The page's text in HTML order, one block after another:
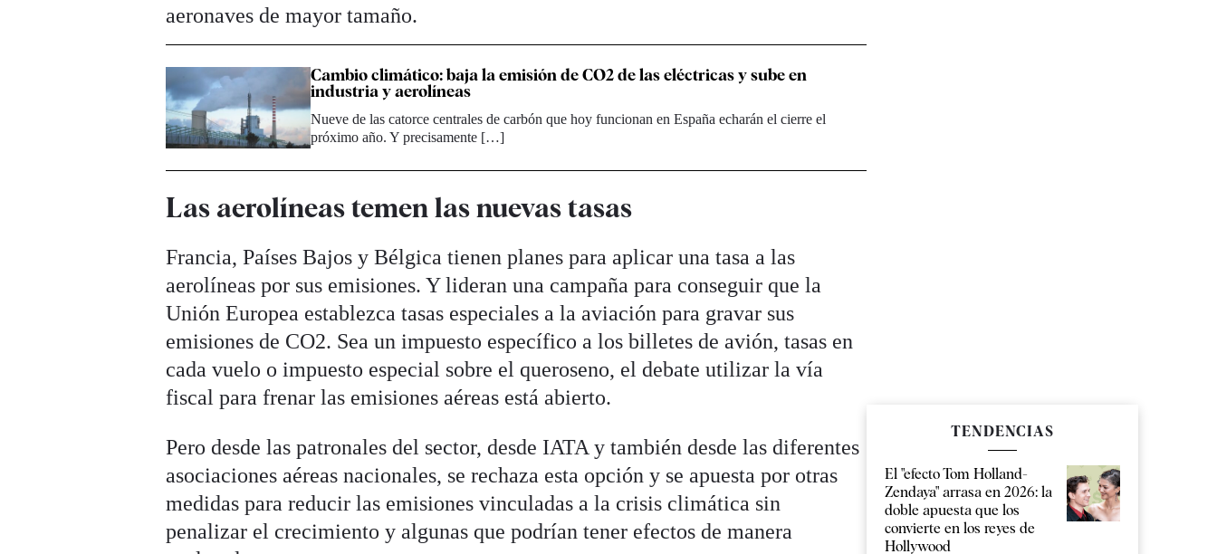
aeronaves de mayor tamaño.
Cambio climático: baja la emisión de CO2 de las eléctricas y sube en
industria y aerolíneas
Nueve de las catorce centrales de carbón que hoy funcionan en España echarán el cierre el
próximo año. Y precisamente […]
Las aerolíneas temen las nuevas tasas
Francia, Países Bajos y Bélgica tienen planes para aplicar una tasa a las
aerolíneas por sus emisiones. Y lideran una campaña para conseguir que la
Unión Europea establezca tasas especiales a la aviación para gravar sus
emisiones de CO2. Sea un impuesto específico a los billetes de avión, tasas en
cada vuelo o impuesto especial sobre el queroseno, el debate utilizar la vía
fiscal para frenar las emisiones aéreas está abierto.
Pero desde las patronales del sector, desde IATA y también desde las diferentes
asociaciones aéreas nacionales, se rechaza esta opción y se apuesta por otras
medidas para reducir las emisiones vinculadas a la crisis climática sin
penalizar el crecimiento y algunas que podrían tener efectos de manera
TENDENCIAS
El "efecto Tom Holland-
Zendaya" arrasa en 2026: la
doble apuesta que los
convierte en los reyes de
Hollywood